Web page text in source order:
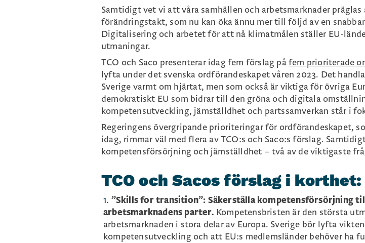
Samtidigt vet vi att våra samhällen och arbetsmarknader präglas
förändringstakt, som nu kan öka ännu mer till följd av en
Digitalisering och arbetet för att nå klimatmålen ställer EU-
utmaningar.
TCO och Saco presenterar idag fem förslag påfem prioriterade
lyfta under det svenska ordförandeskapet våren 2023. Det
Sverige varmt om hjärtat, men som också är viktiga för övriga
demokratiskt EU som bidrar till den gröna och digitala
kompetensutveckling, jämställdhet och partssamverkan står i
Regeringens övergripande prioriteringar för ordförandeskapet,
idag, rimmar väl med flera av TCO:s och Saco:s förslag.
kompetensförsörjning och jämställdhet – två av de viktigaste
TCO och Sacos förslag i korthet:
”Skills for transition”: Säkerställa kompetensförsörjning
arbetsmarknadens parter. Kompetensbristen är den största
arbetsmarknaden i stora delar av Europa. Sverige bör lyfta
kompetensutveckling och att EU:s medlemsländer behöver ha